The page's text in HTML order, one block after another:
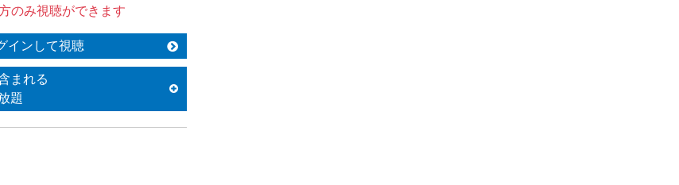
のみ視聴ができます
インして視聴
まれる
題